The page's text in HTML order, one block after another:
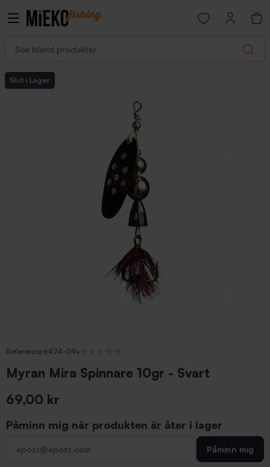
Search
Open favorites
Slut i Lager
Reference 6474-09•
Myran Mira Spinnare 10gr - Svart
69,00 kr
Påminn mig när produkten är åter i lager
Påminn mig